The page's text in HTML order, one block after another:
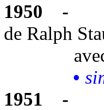
1950
-
de Ralph
•
1951
-